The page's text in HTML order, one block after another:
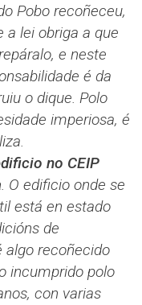
Pobo recoñeceu,
a lei obriga a que
e neste
é da
o dique. Polo
imperiosa, é
no CEIP
. O edificio onde se
está en estado
de
algo recoñecido
incumprido polo
con varias